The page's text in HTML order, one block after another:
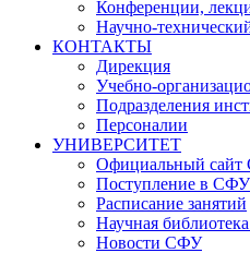
Конференции,
Научно-
КОНТАКТЫ
Дирекция
Учебно-
Подразделения
Персоналии
УНИВЕРСИТЕТ
Официальный
Поступление в СФУ
Расписание занятий
Научная
Новости СФУ